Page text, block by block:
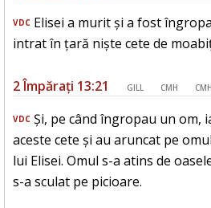
VDC Elisei a murit și a fost
intrat în țară niște cete de
2 Împărați 13:21 GILL CMH
VDC Și, pe când îngropau un om,
aceste cete și au aruncat pe
lui Elisei. Omul s-a atins de
s-a sculat pe picioare.